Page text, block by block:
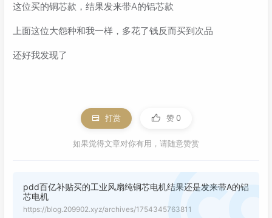
这位买的铜芯款，结果发来带A的铝芯款
上面这位大怨种和我一样，多花了钱反而买到次品
还好我发现了
打赏 赞 0
如果觉得文章对你有用，请随意赞赏
pdd百亿补贴买的工业风扇纯铜芯电机结果还是发来带A的铝
芯电机
https://blog.209902.xyz/archives/1754345763811